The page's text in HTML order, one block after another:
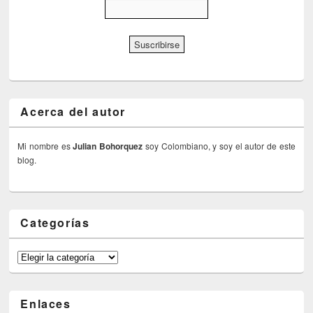
Acerca del autor
Mi nombre esJulian Bohorquez soy Colombiano, y soy el autor de este
blog.
Categorías
Categorías
Enlaces